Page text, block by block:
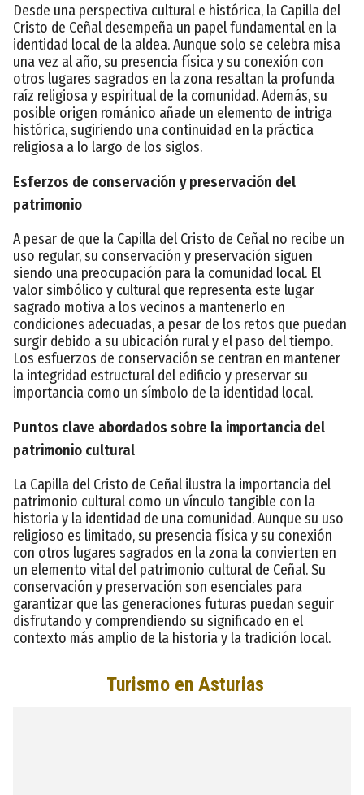
Desde una perspectiva cultural e histórica, la Capilla del
Cristo de Ceñal desempeña un papel fundamental en la
identidad local de la aldea. Aunque solo se celebra misa
una vez al año, su presencia física y su conexión con
otros lugares sagrados en la zona resaltan la profunda
raíz religiosa y espiritual de la comunidad. Además, su
posible origen románico añade un elemento de intriga
histórica, sugiriendo una continuidad en la práctica
religiosa a lo largo de los siglos.
Esferzos de conservación y preservación del
patrimonio
A pesar de que la Capilla del Cristo de Ceñal no recibe un
uso regular, su conservación y preservación siguen
siendo una preocupación para la comunidad local. El
valor simbólico y cultural que representa este lugar
sagrado motiva a los vecinos a mantenerlo en
condiciones adecuadas, a pesar de los retos que puedan
surgir debido a su ubicación rural y el paso del tiempo.
Los esfuerzos de conservación se centran en mantener
la integridad estructural del edificio y preservar su
importancia como un símbolo de la identidad local.
Puntos clave abordados sobre la importancia del
patrimonio cultural
La Capilla del Cristo de Ceñal ilustra la importancia del
patrimonio cultural como un vínculo tangible con la
historia y la identidad de una comunidad. Aunque su uso
religioso es limitado, su presencia física y su conexión
con otros lugares sagrados en la zona la convierten en
un elemento vital del patrimonio cultural de Ceñal. Su
conservación y preservación son esenciales para
garantizar que las generaciones futuras puedan seguir
disfrutando y comprendiendo su significado en el
contexto más amplio de la historia y la tradición local.